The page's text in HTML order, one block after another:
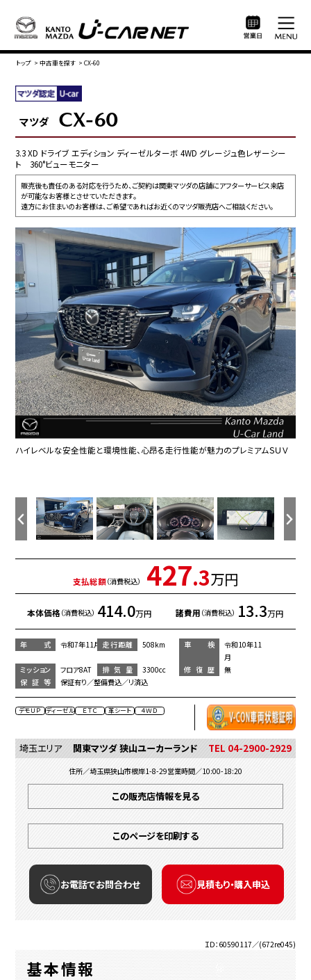
トップ > 中古車を探す > CX-60
マツダ CX-60
3.3 XD ドライブ エディション ディーゼルターボ 4WD グレージュ色レザーシー
ト 360°ビューモニター
販売後も責任のある対応を行うため、ご契約は関東マツダの店舗にアフターサービス来店
が可能なお客様とさせていただきます。
遠方にお住まいのお客様は、ご希望であればお近くのマツダ販売店へご相談ください。
ハイレベルな安全性能と環境性能、心昂る走行性能が魅力のプレミアムＳＵＶ
幅広なインストルメントパネルによってワイドでリッチな空間を表現し、前後に貫
メーター上部には速度などを表示してくれるアクティブ・ドライビング・ディスプ
マツダコネクトの１2.3インチワイドセンターディスプレイです。『Ａｎｄｒｏｉｄ Ａ
８速への多段化によって、なめらかで応答の良い変速とダイレクトな走行性能を
キレイな車内でドライブがより一層快適にお楽しみいただけると思います
フロントシートは心地よいフィット感と高級感あふれるグレージュ色レザーシー
後部座席も広々スペースです。大きな座面とリクライニング機能無しでもゆった
力強いトルクと高い環境性能を誇る直列６気筒ディーゼルエンジンを縦置き配
広々ラゲッジスペースはレジャーやアウトドアにピッタリです。リアシートは４：
既存のＣＸシリーズと比べ、縦方向への広がりを強調したフロントグリルによっ
スタイリッシュなボディーの、シャープな印象のリアビューです
プレスラインを極力排した美しい曲面のサイドビュー。光の反射や景色の映り込
３６０°ビューモニターを搭載しています。パーキングセンサーと合せてお使いい
パワーリアゲート装備！スイッチひとつでリアゲートの開閉ができてとても便利
ＥＴＣ車載器搭載です。スマートＩＣも増えてきており、必須装備といって良い便利
シートヒーター・ステアリングヒーターが装備されていますので、寒い冬の日で
魂動デザインのさらなる深化と進化がひと目で感じられる、新しいスタイリン
純正の２０インチアルミホイールです。大きさ、デザインとも大迫力です
ＳＵＶらしい堂々たる存在感の中に織り込まれた、シンプルな美しさとエレガンス
支払総額（消費税込） 427.3万円
本体価格（消費税込） 414.0万円 諸費用 （消費税込） 13.3万円
保証等 保証有り／整備費込／リ済込
年 式 令和7年11月 走行距離 508km 車 検
令和10年11
月
ミッション
フロア8AT 排気量 3300cc 修復歴 無
デモＵＰ ディーゼル ＥＴＣ 革シート ４ＷＤ
埼玉エリア 関東マツダ 狭山ユーカーランド TEL 04-2900-2929
住所／埼玉県狭山市根岸1-8-29営業時間／10:00-18:20
この販売店情報を見る
このページを印刷する
お電話でお問合わせ 見積もり・購入申込
ＩＤ：60590117／(672re045)
基本情報